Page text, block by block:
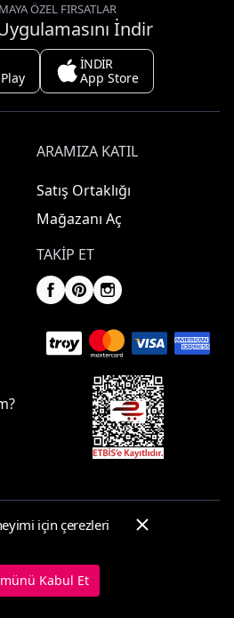
ÖZEL FIRSATLAR
İndir
İNDİR
App Store
ARAMIZA KATIL
Satış Ortaklığı
Mağazanı Aç
TAKIP ET
-
Çerez Politikası
için çerezleri
Kabul Et